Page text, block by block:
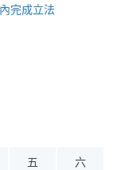
完成立法
五 六